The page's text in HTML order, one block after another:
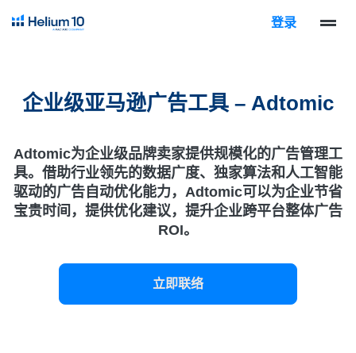
登录
企业级亚马逊广告工具 – Adtomic
Adtomic为企业级品牌卖家提供规模化的广告管理工
具。借助行业领先的数据广度、独家算法和人工智能
驱动的广告自动优化能力，Adtomic可以为企业节省
宝贵时间，提供优化建议，提升企业跨平台整体广告
ROI。
立即联络